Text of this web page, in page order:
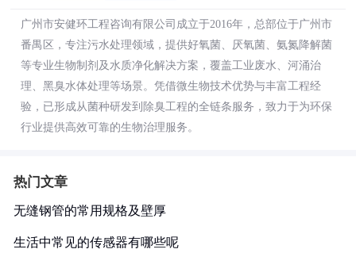
广州市安健环工程咨询有限公司成立于2016年，总部位于广州市
番禺区，专注污水处理领域，提供好氧菌、厌氧菌、氨氮降解菌
等专业生物制剂及水质净化解决方案，覆盖工业废水、河涌治
理、黑臭水体处理等场景。凭借微生物技术优势与丰富工程经
验，已形成从菌种研发到除臭工程的全链条服务，致力于为环保
行业提供高效可靠的生物治理服务。
热门文章
无缝钢管的常用规格及壁厚
生活中常见的传感器有哪些呢